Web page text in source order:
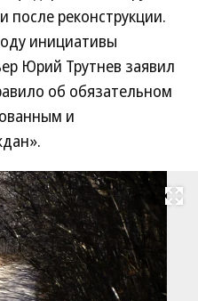
реконструкции.
инициативы
Юрий Трутнев заявил
об обязательном
и
Развернуть